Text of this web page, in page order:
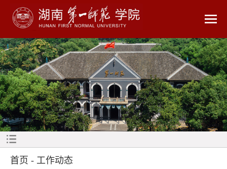
首页 - 工作动态